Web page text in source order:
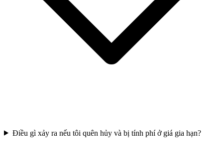
Điều gì xảy ra nếu tôi quên hủy và bị tính phí ở giá gia hạn?